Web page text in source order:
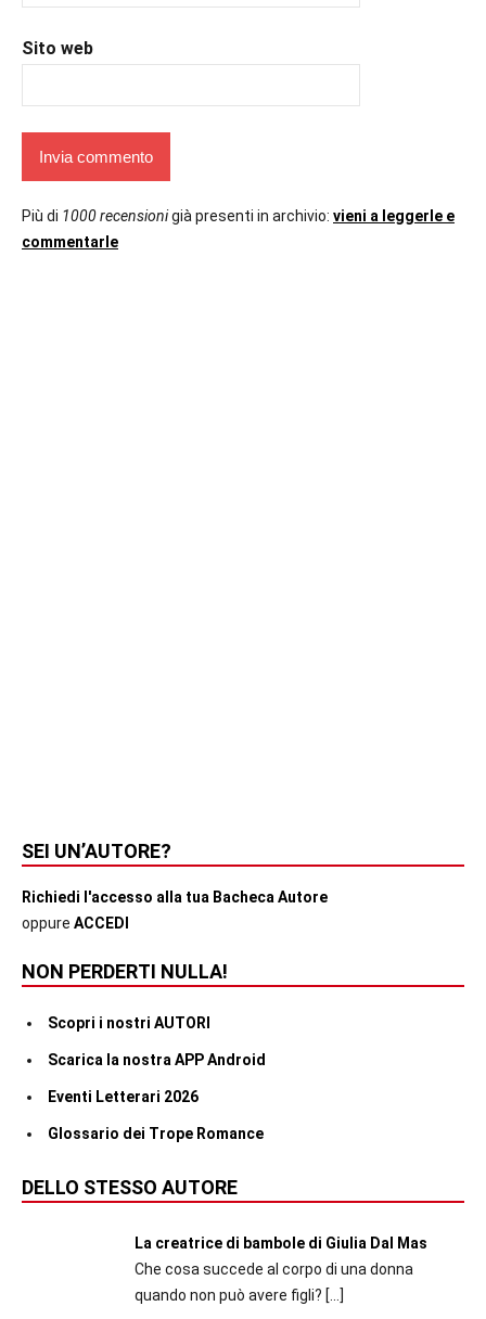
Sito web
Più di 1000 recensionigià presenti in archivio: vieni a leggerle e
commentarle
SEI UN’AUTORE?
Richiedi l'accesso alla tua Bacheca Autore
oppure ACCEDI
NON PERDERTI NULLA!
Scopri i nostri AUTORI
Scarica la nostra APP Android
Eventi Letterari 2026
Glossario dei Trope Romance
DELLO STESSO AUTORE
La creatrice di bambole di Giulia Dal Mas
Che cosa succede al corpo di una donna
quando non può avere figli? […]